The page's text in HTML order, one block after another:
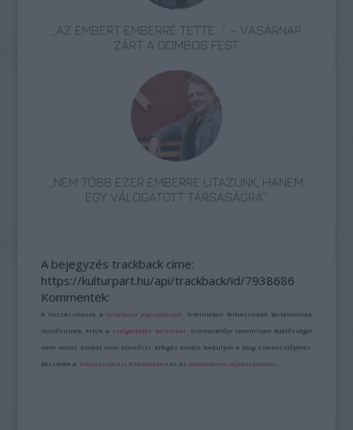
„AZ EMBERT EMBERRÉ TETTE…” – VASÁRNAP
ZÁRT A DOMBOS FEST
„NEM TÖBB EZER EMBERRE UTAZUNK, HANEM
EGY VÁLOGATOTT TÁRSASÁGRA”
A bejegyzés trackback címe:
https://kulturpart.hu/api/trackback/id/7938686
Kommentek:
A hozzászólások avonatkozó jogszabályok értelmében felhasználói tartalomnak
minősülnek, értük a szolgáltatás technikai üzemeltetője semmilyen felelősséget
nem vállal, azokat nem ellenőrzi. Kifogás esetén forduljon a blog szerkesztőjéhez.
Részletek a Felhasználási feltételekben és azadatvédelmi tájékoztatóban